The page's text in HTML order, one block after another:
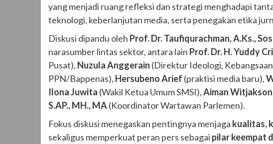
yang menjadi ruang refleksi dan strategi menghadapi
teknologi, keberlanjutan media, serta penegakan etika
Diskusi dipandu oleh Prof. Dr. Taufiqurachman, A.Ks.,
narasumber lintas sektor, antara lain Prof. Dr. H. Yuddy
Pusat), Nuzula Anggerain (Direktur Ideologi,
PPN/Bappenas), Hersubeno Arief (praktisi media baru),
Ilona Juwita (Wakil Ketua Umum SMSI),Aiman
S.AP., MH., MA(Koordinator Wartawan Parlemen).
Fokus diskusi menegaskan pentingnya menjaga kualitas,
sekaligus memperkuat peran pers sebagai pilar keempat